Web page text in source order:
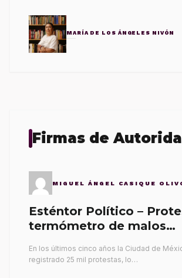
MARÍA DE LOS ÁNGELES NIVÓN
Firmas de
MIGUEL ÁNGEL CASIQUE
Esténtor Político –
termómetro de malos
En los últimos cinco años la Ciudad de
registrado 25 mil protestas, lo…